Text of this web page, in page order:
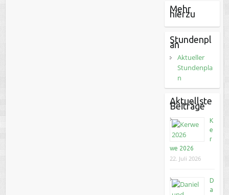
Mehr
hierzu
Stundenpl
an
Aktueller
Stundenpla
n
Aktuellste
Beiträge
K
e
r
we 2026
22. Juli 2026
D
a